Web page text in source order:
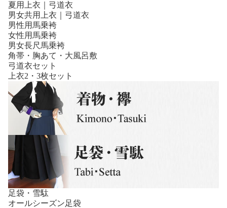
夏用上衣｜弓道衣
男女共用上衣｜弓道衣
男性用馬乗袴
女性用馬乗袴
男女長尺馬乗袴
角帯・胸あて・大風呂敷
弓道衣セット
上衣2・3枚セット
足袋・雪駄
オールシーズン足袋